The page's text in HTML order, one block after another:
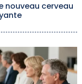
nouveau cerveau